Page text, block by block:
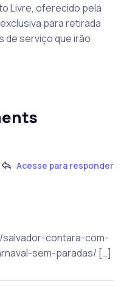
Livre, oferecido pela
para retirada
de serviço que irão
Acesse para responder
contara-com-
sem-paradas/ […]